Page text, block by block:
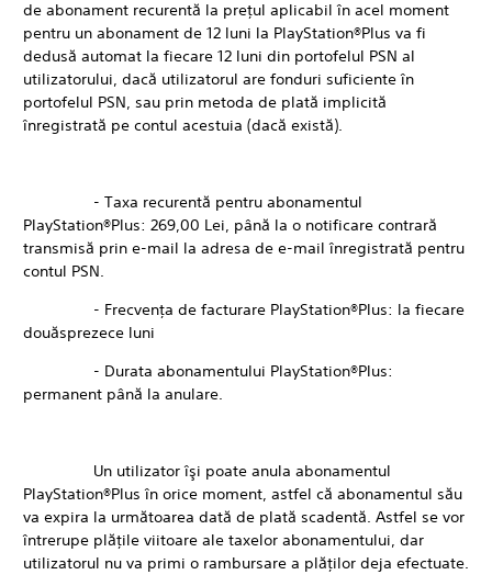
de abonament recurentă la preţul aplicabil în acel moment
pentru un abonament de 12 luni la PlayStation®Plus va fi
dedusă automat la fiecare 12 luni din portofelul PSN al
utilizatorului, dacă utilizatorul are fonduri suficiente în
portofelul PSN, sau prin metoda de plată implicită
înregistrată pe contul acestuia (dacă există).
- Taxa recurentă pentru abonamentul
PlayStation®Plus: 269,00 Lei, până la o notificare contrară
transmisă prin e-mail la adresa de e-mail înregistrată pentru
contul PSN.
- Frecvenţa de facturare PlayStation®Plus: la fiecare
douăsprezece luni
- Durata abonamentului PlayStation®Plus:
permanent până la anulare.
Un utilizator îşi poate anula abonamentul
PlayStation®Plus în orice moment, astfel că abonamentul său
va expira la următoarea dată de plată scadentă. Astfel se vor
întrerupe plăţile viitoare ale taxelor abonamentului, dar
utilizatorul nu va primi o rambursare a plăţilor deja efectuate.